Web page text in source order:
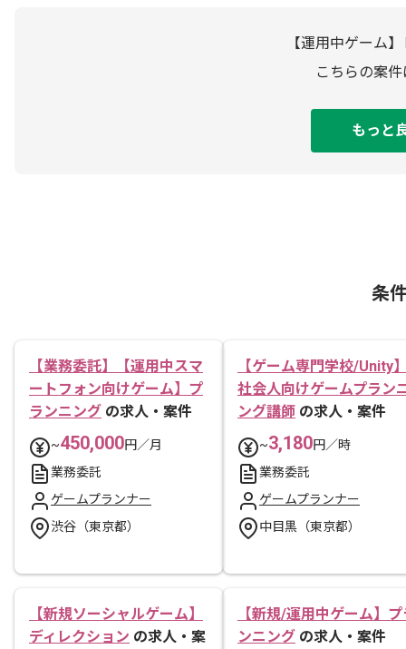
【運用中ゲーム
こちらの案
もっと
条
【業務委託】【運用中スマ
ートフォン向けゲーム】プ
ランニング の求人・案件
~450,000円／月
業務委託
ゲームプランナー
渋谷（東京都）
【ゲーム専門学校/Unity
社会人向けゲームプラン
ング講師 の求人・案件
~3,180円／時
業務委託
ゲームプランナー
中目黒（東京都）
【新規ソーシャルゲーム】
ディレクション の求人・案
【新規/運用中ゲーム】プ
ンニング の求人・案件